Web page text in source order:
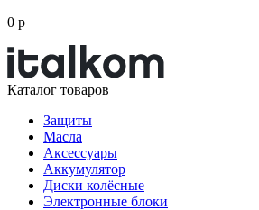
0 р
Каталог товаров
Защиты
Масла
Аксессуары
Аккумулятор
Диски колёсные
Электронные блоки